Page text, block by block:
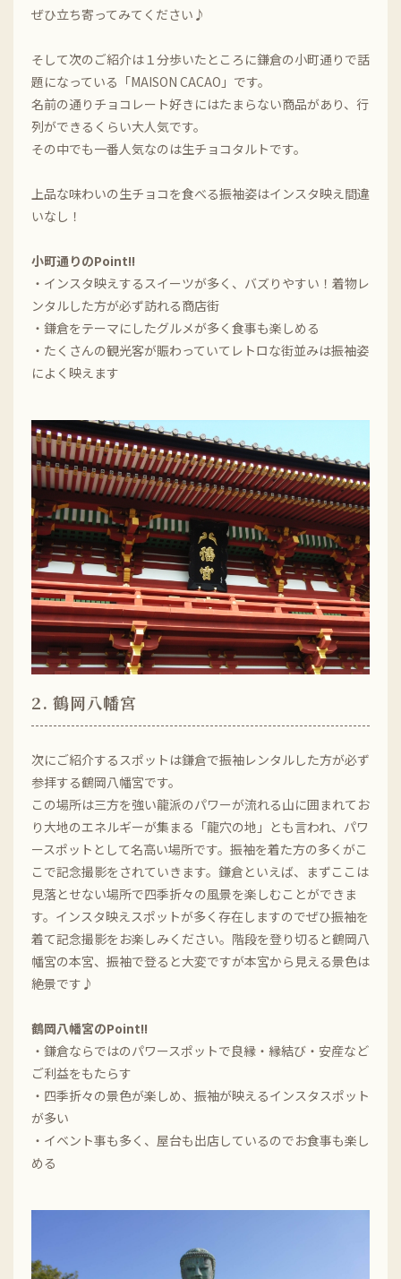
ぜひ立ち寄ってみてください♪
そして次のご紹介は１分歩いたところに鎌倉の小町通りで話
題になっている「MAISON CACAO」です。
名前の通りチョコレート好きにはたまらない商品があり、行
列ができるくらい大人気です。
その中でも一番人気なのは生チョコタルトです。
上品な味わいの生チョコを食べる振袖姿はインスタ映え間違
いなし！
小町通りのPoint!!
・インスタ映えするスイーツが多く、バズりやすい！着物レ
ンタルした方が必ず訪れる商店街
・鎌倉をテーマにしたグルメが多く食事も楽しめる
・たくさんの観光客が賑わっていてレトロな街並みは振袖姿
によく映えます
2. 鶴岡八幡宮
次にご紹介するスポットは鎌倉で振袖レンタルした方が必ず
参拝する鶴岡八幡宮です。
この場所は三方を強い龍派のパワーが流れる山に囲まれてお
り大地のエネルギーが集まる「龍穴の地」とも言われ、パワ
ースポットとして名高い場所です。振袖を着た方の多くがこ
こで記念撮影をされていきます。鎌倉といえば、まずここは
見落とせない場所で四季折々の風景を楽しむことができま
す。インスタ映えスポットが多く存在しますのでぜひ振袖を
着て記念撮影をお楽しみください。階段を登り切ると鶴岡八
幡宮の本宮、振袖で登ると大変ですが本宮から見える景色は
絶景です♪
鶴岡八幡宮のPoint!!
・鎌倉ならではのパワースポットで良縁・縁結び・安産など
ご利益をもたらす
・四季折々の景色が楽しめ、振袖が映えるインスタスポット
が多い
・イベント事も多く、屋台も出店しているのでお食事も楽し
める